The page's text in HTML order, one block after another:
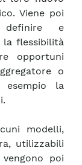
Viene poi
e
la flessibilità
opportuni
o
la
modelli,
utilizzabili
poi